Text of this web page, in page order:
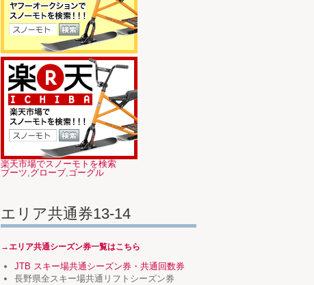
楽天市場でスノーモトを検索
ブーツ グローブ ゴーグル
エリア共通券13-14
→エリア共通シーズン券一覧はこちら
JTB スキー場共通シーズン券・共通回数券
長野県全スキー場共通リフトシーズン券